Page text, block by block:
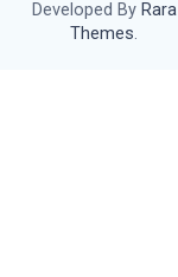
Developed By Rara
Themes.